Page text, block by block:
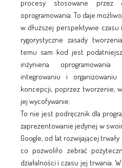
procesy stosowane przez
oprogramowania. To daje
w dłuższej perspektywie czasu
rygorystyczne zasady
temu sam kod jest
inżynieria
integrowaniu i
koncepcji, poprzez tworzenie,
jej wycofywanie.
To nie jest podręcznik dla
zaprezentowanie jedynej w
Google, od lat rozwijającej
co pozwoliło zebrać
działalności i czasu jej trwania.